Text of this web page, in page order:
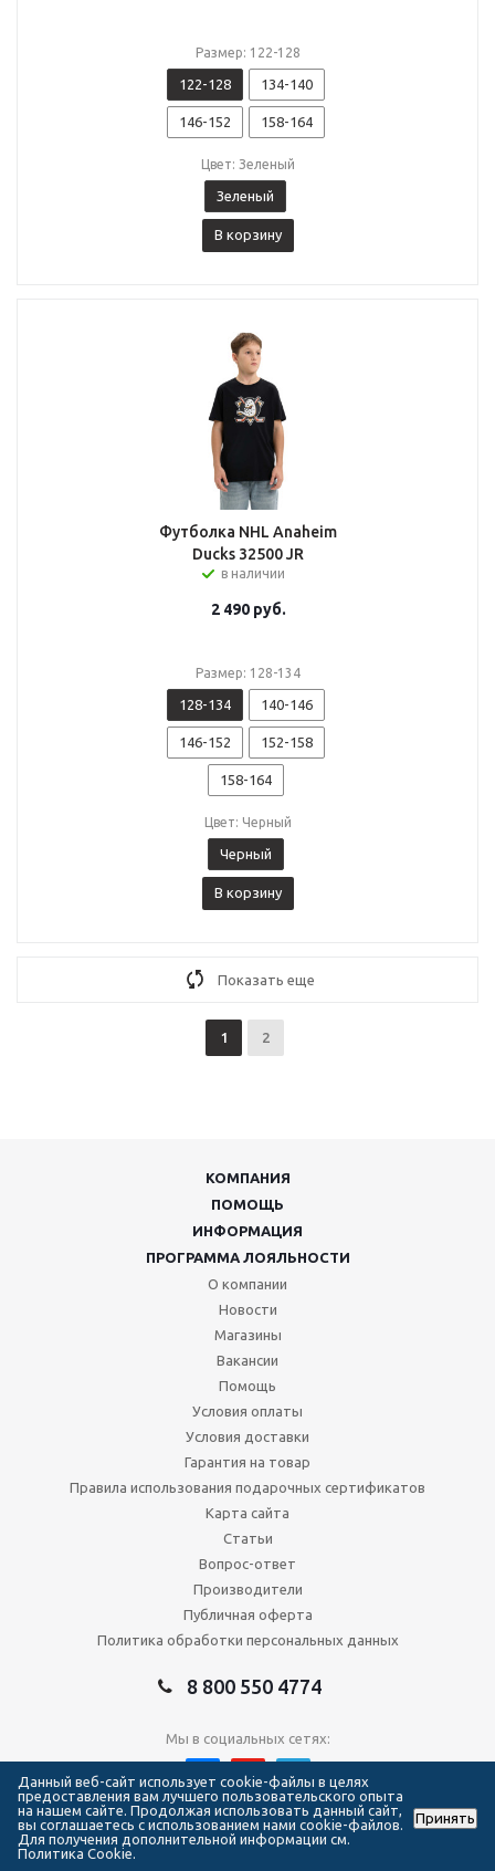
Размер: 122-128
122-128 134-140
146-152 158-164
Цвет: Зеленый
Зеленый
В корзину
Футболка NHL Anaheim
Ducks 32500 JR
в наличии
2 490руб.
Размер: 128-134
128-134 140-146
146-152 152-158
158-164
Цвет: Черный
Черный
В корзину
Показать еще
1 2
КОМПАНИЯ
ПОМОЩЬ
ИНФОРМАЦИЯ
ПРОГРАММА ЛОЯЛЬНОСТИ
О компании
Новости
Магазины
Вакансии
Помощь
Условия оплаты
Условия доставки
Гарантия на товар
Правила использования подарочных сертификатов
Карта сайта
Статьи
Вопрос-ответ
Производители
Публичная оферта
Политика обработки персональных данных
8 800 550 4774
Мы в социальных сетях:
2026 © Сеть магазинов Forma Hockey
111
Данный веб-сайт использует cookie-файлы в целях
предоставления вам лучшего пользовательского опыта
на нашем сайте. Продолжая использовать данный сайт,
вы соглашаетесь с использованием нами cookie-файлов.
Для получения дополнительной информации см.
Политика Cookie.
Принять